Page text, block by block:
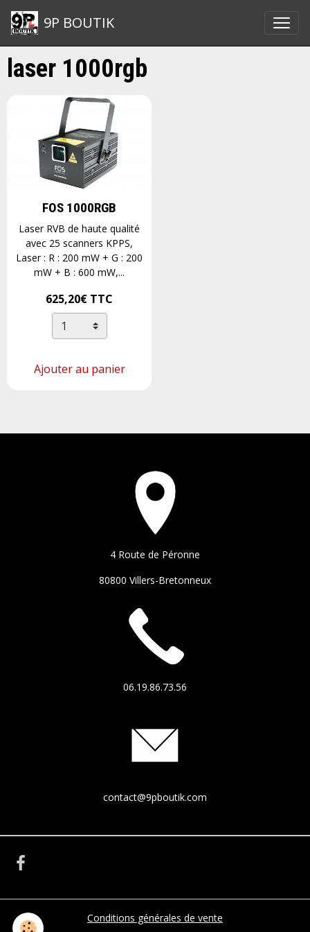
9P BOUTIK
laser 1000rgb
FOS 1000RGB
Laser RVB de haute qualité
avec 25 scanners KPPS,
Laser : R : 200 mW + G : 200
mW + B : 600 mW,...
625,20€ TTC
Ajouter au panier
4 Route de Péronne
80800 Villers-Bretonneux
06.19.86.73.56
contact@9pboutik.com
Conditions générales de vente